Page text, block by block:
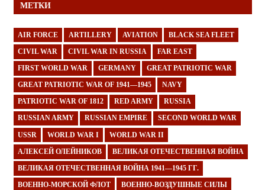
МЕТКИ
AIR FORCE ARTILLERY AVIATION BLACK SEA FLEET
CIVIL WAR CIVIL WAR IN RUSSIA FAR EAST
FIRST WORLD WAR GERMANY GREAT PATRIOTIC WAR
GREAT PATRIOTIC WAR OF 1941—1945 NAVY
PATRIOTIC WAR OF 1812 RED ARMY RUSSIA
RUSSIAN ARMY RUSSIAN EMPIRE SECOND WORLD WAR
USSR WORLD WAR I WORLD WAR II
АЛЕКСЕЙ ОЛЕЙНИКОВ ВЕЛИКАЯ ОТЕЧЕСТВЕННАЯ ВОЙНА
ВЕЛИКАЯ ОТЕЧЕСТВЕННАЯ ВОЙНА 1941—1945 ГГ.
ВОЕННО-МОРСКОЙ ФЛОТ ВОЕННО-ВОЗДУШНЫЕ СИЛЫ